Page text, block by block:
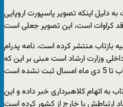
دلیل اینکه تصویر پاسپورت اروپایی
بازتاب منتشر کرده است، نامه پدرام
وزارت ارشاد است مبنی بر این که
به اتهام کلاهبرداری خبر داده و این